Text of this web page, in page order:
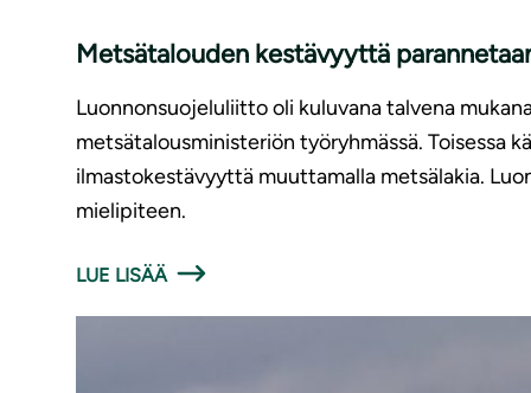
Metsätalouden kestävyyttä
Luonnonsuojeluliitto oli kuluvana talvena
metsätalousministeriön työryhmässä. Toisessa
ilmastokestävyyttä muuttamalla metsälakia.
mielipiteen.
LUE LISÄÄ